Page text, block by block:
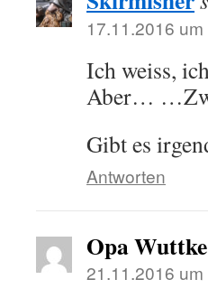
17.11.2016
Ich weiss,
Aber…
Gibt es
Antworten
Opa Wuttke
21.11.2016